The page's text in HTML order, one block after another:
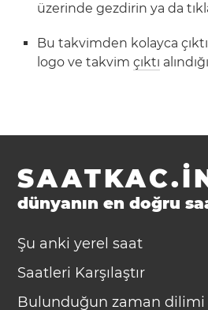
üzerinde gezdirin ya da
Bu takvimden kolayca
logo ve takvimçıktı
dünyanın en doğru
Şu anki yerel saat
Saatleri Karşılaştır
Bulunduğun zaman dilimi